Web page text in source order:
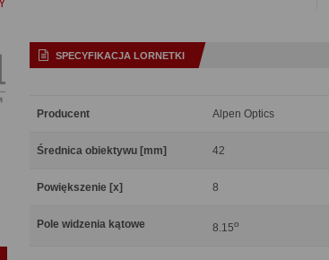
SPECYFIKACJA LORNETKI
Producent Alpen Optics
Średnica obiektywu [mm] 42
Powiększenie [x] 8
Pole widzenia kątowe 8.15o